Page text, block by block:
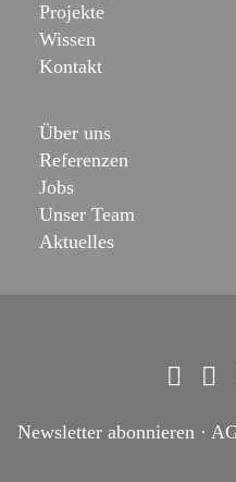
Projekte
Wissen
Kontakt
Über uns
Referenzen
Jobs
Unser Team
Aktuelles
Newsletter abonnieren·